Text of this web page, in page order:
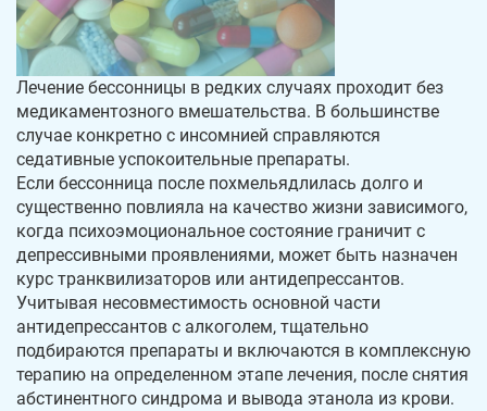
Лечение бессонницы в редких случаях проходит без
медикаментозного вмешательства. В большинстве
случае конкретно с инсомнией справляются
седативные успокоительные препараты.
Если бессонница после похмельядлилась долго и
существенно повлияла на качество жизни зависимого,
когда психоэмоциональное состояние граничит с
депрессивными проявлениями, может быть назначен
курс транквилизаторов или антидепрессантов.
Учитывая несовместимость основной части
антидепрессантов с алкоголем, тщательно
подбираются препараты и включаются в комплексную
терапию на определенном этапе лечения, после снятия
абстинентного синдрома и вывода этанола из крови.
Записаться
Я ознакомлен и принимаю условия работы сайта
Задать вопрос
Я ознакомлен и принимаюусловия работы сайта
Записаться
Я ознакомлен и принимаю условия работы сайта
Юрюзань Верхнеуральск
Локомотивный Миньяр
Зауральский Межозерный
Катав-Ивановск Куса
Пласт Бакал
Усть-Катав Верхний Уфалей
Еманжелинск Карталы
Трехгорный
Коркино
Записаться
Я ознакомлен и принимаю условия работы сайта